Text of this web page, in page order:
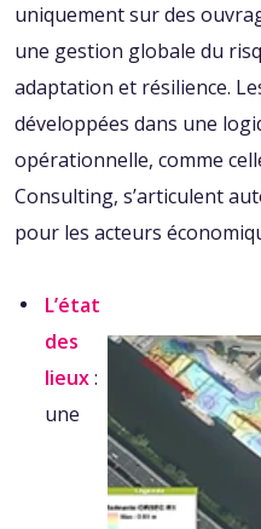
uniquement sur des
une gestion globale du
adaptation et résilience.
développées dans une
opérationnelle, comme
Consulting, s’articulent
pour les acteurs
L’état
des
lieux:
une